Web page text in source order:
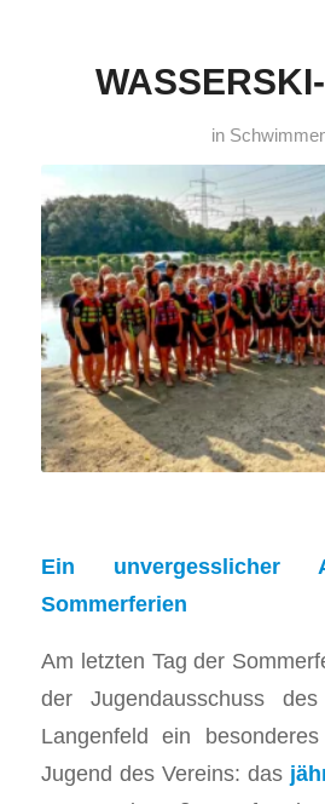
in
Ein unvergesslicher
Sommerferien
Am letzten Tag der
der Jugendausschuss des
Langenfeld ein
Jugend des Vereins: das